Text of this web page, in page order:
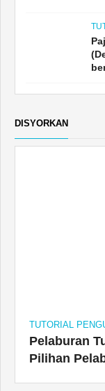
DISYORKAN
TUTORIAL
Pelaburan
Pilihan